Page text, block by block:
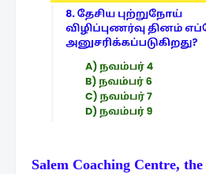
Salem Coaching Centre,